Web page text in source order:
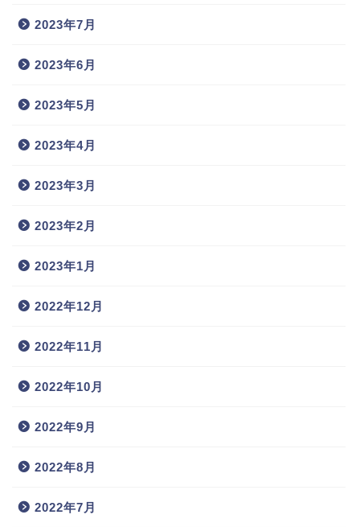
2023年7月
2023年6月
2023年5月
2023年4月
2023年3月
2023年2月
2023年1月
2022年12月
2022年11月
2022年10月
2022年9月
2022年8月
2022年7月